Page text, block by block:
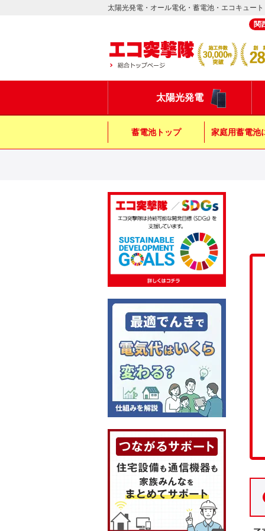
太陽光発電・オール電化・蓄電池・エコキュー
関
太陽光発電
蓄電池トップ 家庭用蓄電池